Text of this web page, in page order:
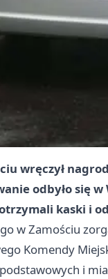
wręczył
odbyło się
kaski i
w Zamościu
Komendy
i